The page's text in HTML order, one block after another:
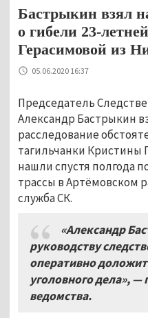
Бастрыкин взял
о гибели 23-
Герасимовой из
05.06.2020 16:37
Председатель
Александр Бастрыкин
расследование
тагильчанки Кристины
нашли спустя полгода
трассы в Артёмовском
служба СК.
«Александр
руководству
оперативно
уголовного дела»,
ведомства.